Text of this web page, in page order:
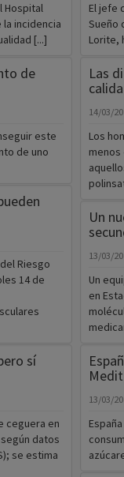
Hospital
la incidencia
[...]
de
este
de uno
Riesgo
14 de
sí
ceguera en
datos
se estima
El jefe
Sueño
Lorite,
Las
14/03/
Los
Un
13/03/
Un
en
13/03/